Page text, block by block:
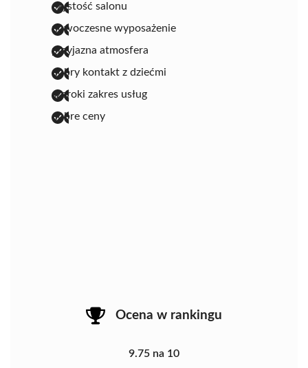
czystość salonu
nowoczesne wyposażenie
przyjazna atmosfera
dobry kontakt z dziećmi
szeroki zakres usług
dobre ceny
Ocena w rankingu
9.75 na 10